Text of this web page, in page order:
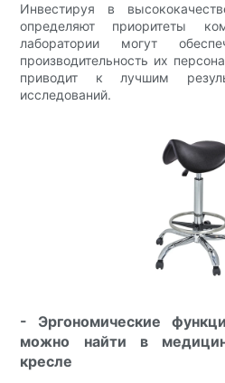
Инвестируя в
определяют приоритеты
лаборатории могут
производительность их
приводит к лучшим
исследований.
- Эргономические
можно найти в
кресле